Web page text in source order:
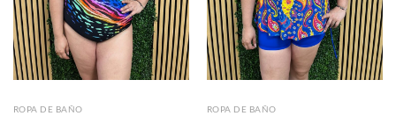
ROPA DE BAÑO ROPA DE BAÑO